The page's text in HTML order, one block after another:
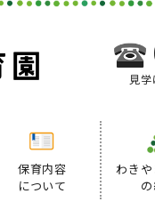
見
保育内容
について
わき